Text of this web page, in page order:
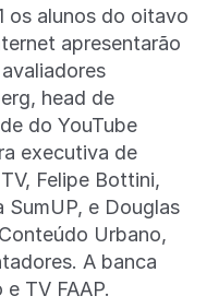
os alunos do oitavo
apresentarão
head de
do YouTube
executiva de
Felipe Bottini,
SumUP, e Douglas
Urbano,
A banca
TV FAAP.